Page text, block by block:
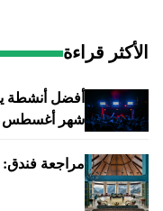
الأكثر قراءة
أفضل أنشطة
شهر أغسطس 2026
مراجعة فندق: